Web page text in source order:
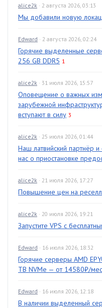
alice2k · 2 августа 2026, 03:13
Мы добавили новую
Edward · 2 августа 2026, 02:24
Горячие выделенные
256 GB DDR5 1
alice2k · 31 июля 2026, 15:57
Оповещение о важных
зарубежной
вступают в силу 3
alice2k · 25 июля 2026, 01:44
Наш латвийский партнёр
нас о приостановке
alice2k · 21 июля 2026, 17:27
Повышение цен на
alice2k · 20 июля 2026, 19:21
Запустите VPS с
Edward · 16 июля 2026, 18:32
Горячие серверы AMD
TB NVMe — от 14580₽/
Edward · 16 июля 2026, 12:18
В наличии выделенный